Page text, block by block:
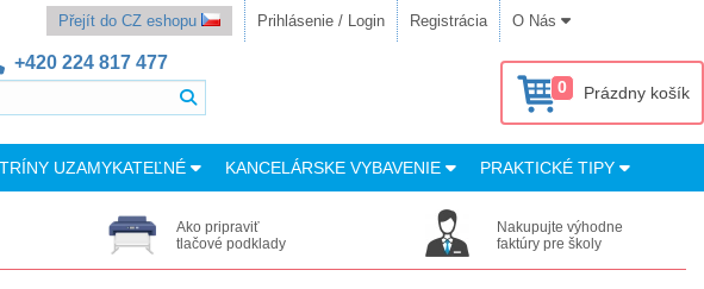
Přejít do CZ eshopu Prihlásenie / Login Registrácia O Nás
+420 224 817 477
0 Prázdny košík
UZAMYKATEĽNÉ KANCELÁRSKE VYBAVENIE PRAKTICKÉ TIPY
Ako pripraviť
tlačové podklady
Nakupujte výhodne
faktúry pre školy